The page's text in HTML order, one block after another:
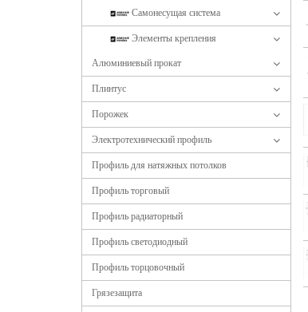
Самонесущая система
Элементы крепления
Алюминиевый прокат
Плинтус
Порожек
Электротехнический профиль
Профиль для натяжных потолков
Профиль торговый
Профиль радиаторный
Профиль светодиодный
Профиль торцовочный
Грязезащита